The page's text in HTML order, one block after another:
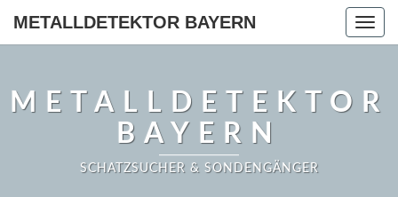
METALLDETEKTOR BAYERN
METALLDETEKTOR
BAYERN
SCHATZSUCHER & SONDENGÄNGER